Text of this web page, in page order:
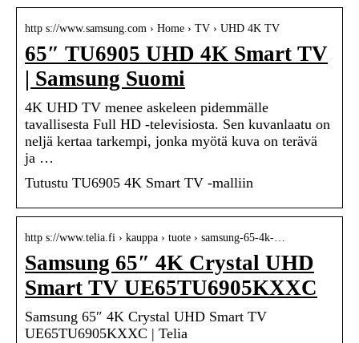
http s://www.samsung.com › Home › TV › UHD 4K TV
65″ TU6905 UHD 4K Smart TV
| Samsung Suomi
4K UHD TV menee askeleen pidemmälle
tavallisesta Full HD -televisiosta. Sen kuvanlaatu on
neljä kertaa tarkempi, jonka myötä kuva on terävä
ja …
Tutustu TU6905 4K Smart TV -malliin
http s://www.telia.fi › kauppa › tuote › samsung-65-4k-…
Samsung 65″ 4K Crystal UHD
Smart TV UE65TU6905KXXC
Samsung 65″ 4K Crystal UHD Smart TV
UE65TU6905KXXC | Telia